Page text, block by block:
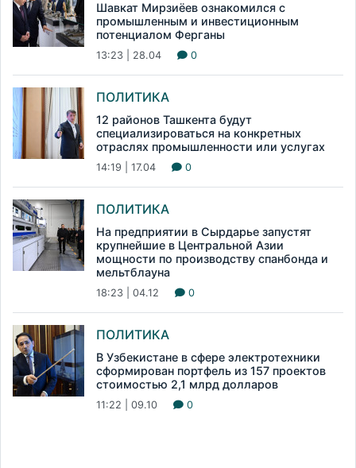
Шавкат Мирзиёев ознакомился с
промышленным и инвестиционным
потенциалом Ферганы
13:23 | 28.04 0
ПОЛИТИКА
12 районов Ташкента будут
специализироваться на конкретных
отраслях промышленности или услугах
14:19 | 17.04 0
ПОЛИТИКА
На предприятии в Сырдарье запустят
крупнейшие в Центральной Азии
мощности по производству спанбонда и
мельтблауна
18:23 | 04.12 0
ПОЛИТИКА
В Узбекистане в сфере электротехники
сформирован портфель из 157 проектов
стоимостью 2,1 млрд долларов
11:22 | 09.10 0